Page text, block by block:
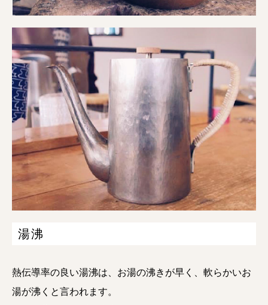
湯沸
熱伝導率の良い湯沸は、お湯の沸きが早く、軟らかいお
湯が沸くと言われます。